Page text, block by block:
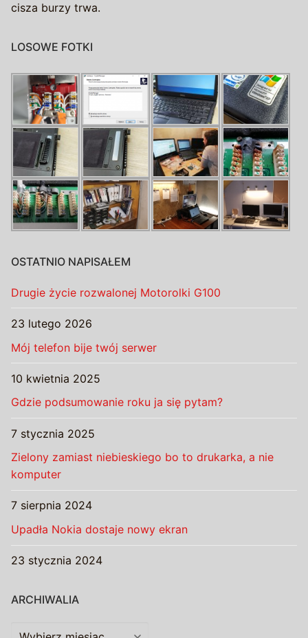
cisza burzy trwa.
LOSOWE FOTKI
OSTATNIO NAPISAŁEM
Drugie życie rozwalonej Motorolki G100
23 lutego 2026
Mój telefon bije twój serwer
10 kwietnia 2025
Gdzie podsumowanie roku ja się pytam?
7 stycznia 2025
Zielony zamiast niebieskiego bo to drukarka, a nie
komputer
7 sierpnia 2024
Upadła Nokia dostaje nowy ekran
23 stycznia 2024
ARCHIWALIA
Archiwalia